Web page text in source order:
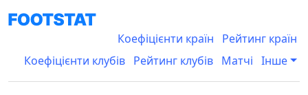
Коефіцієнти країн
Рейтинг країн
Коефіцієнти клубів Рейтинг клубів Матчі Інше